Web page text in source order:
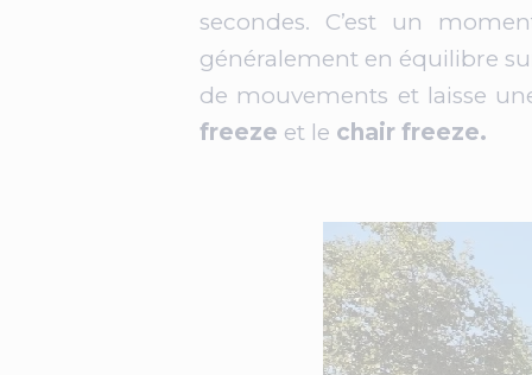
secondes. C’est un
généralement en équilibre
de mouvements et laisse
freeze et le chair freeze.